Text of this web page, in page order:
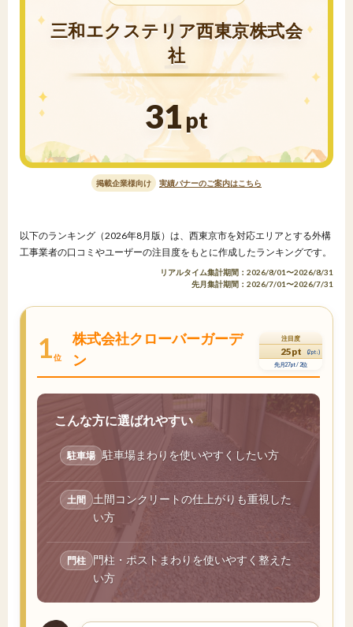
三和エクステリア西東京株式会
社
31 pt
掲載企業様向け 実績バナーのご案内はこちら
以下のランキング（2026年8月版）は、西東京市を対応エリアとする外構
工事業者の口コミやユーザーの注目度をもとに作成したランキングです。
リアルタイム集計期間：2026/8/01〜2026/8/31
先月集計期間：2026/7/01〜2026/7/31
1位
株式会社クローバーガーデ
ン
注目度
25pt (2pt↓)
先月27pt / 2位
こんな方に選ばれやすい
駐車場 駐車場まわりを使いやすくしたい方
土間
土間コンクリートの仕上がりも重視した
い方
門柱
門柱・ポストまわりを使いやすく整えた
い方